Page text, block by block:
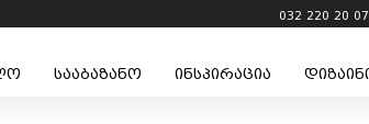
032 220 20 07
სააბაზანო ინსპირაცია